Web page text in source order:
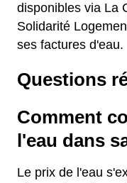
disponibles via La
Solidarité
ses factures d'eau.
Questions
Comment
l'eau dans
Le prix de l'eau